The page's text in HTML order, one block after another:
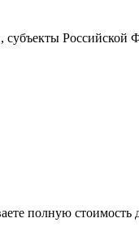
субъекты
полную